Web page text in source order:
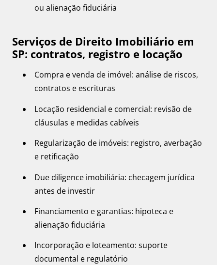
ou alienação fiduciária
Serviços de Direito Imobiliário em
SP: contratos, registro e locação
Compra e venda de imóvel: análise de riscos,
contratos e escrituras
Locação residencial e comercial: revisão de
cláusulas e medidas cabíveis
Regularização de imóveis: registro, averbação
e retificação
Due diligence imobiliária: checagem jurídica
antes de investir
Financiamento e garantias: hipoteca e
alienação fiduciária
Incorporação e loteamento: suporte
documental e regulatório